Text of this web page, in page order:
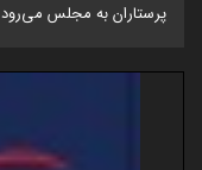
پرستاران به مجلس می‌رود